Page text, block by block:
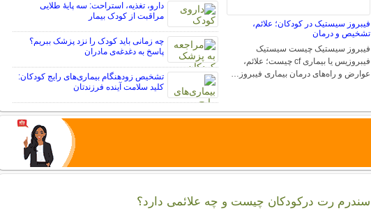
فیبروز سیستیک در کودکان؛ علائم،
تشخیص و درمان
فیبروز سیستیک چیست سیستیک
فیبروزیس یا بیماری cf چیست؛ علائم،
عوارض و راه‌های درمان بیماری فیبروز…
دارو، تغذیه، استراحت: سه پایه‌ٔ طلایی
مراقبت از کودک بیمار
چه زمانی باید کودک را نزد پزشک ببریم؟
پاسخ به دغدغه‌ی مادران
تشخیص زودهنگام بیماری‌های رایج کودکان:
کلید سلامت آینده فرزندتان
سندرم رت درکودکان چیست و چه علائمی دارد؟